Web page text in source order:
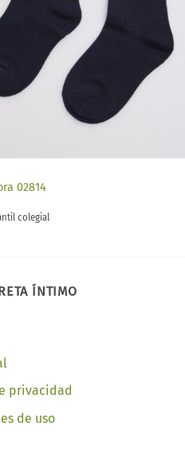
02814
colegial
ÍNTIMO
privacidad
de uso